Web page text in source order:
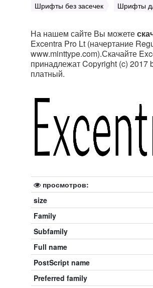
Шрифты без засечек Шрифты
На нашем сайте Вы можете
Excentra Pro Lt (начертание
www.minttype.com).Скачайте
принадлежат Copyright (c) 2017
платный.
просмотров:
size
Family
Subfamily
Full name
PostScript name
Preferred family